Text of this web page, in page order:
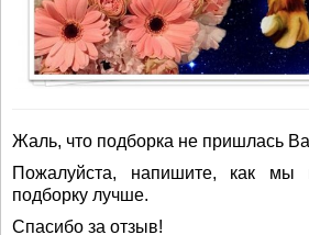
Жаль, что подборка не пришлась
Пожалуйста, напишите, как мы
подборку лучше.
Спасибо за отзыв!